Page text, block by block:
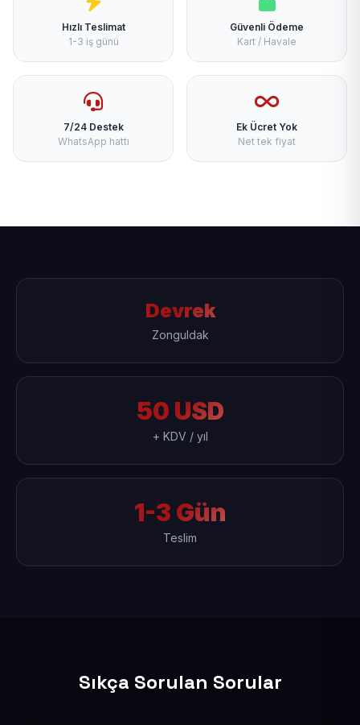
Hızlı Teslimat
1-3 iş günü
Güvenli Ödeme
Kart / Havale
7/24 Destek
WhatsApp hattı
Ek Ücret Yok
Net tek fiyat
Devrek
Zonguldak
50 USD
+ KDV / yıl
1-3 Gün
Teslim
Sıkça Sorulan Sorular